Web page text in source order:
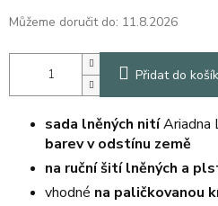
Můžeme doručit do: 11.8.2026
Přidat do
sada lněných nitíAriadna
barev v odstínu země
na ruční šití lněných a
vhodné na paličkovanou